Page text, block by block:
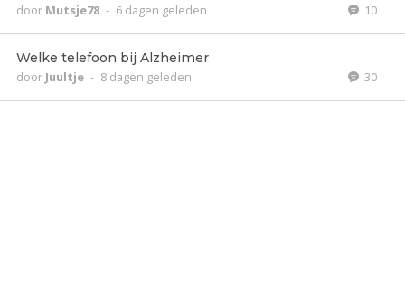
door Mutsje78 - 6 dagen geleden 10
Welke telefoon bij Alzheimer
door Juultje - 8 dagen geleden 30